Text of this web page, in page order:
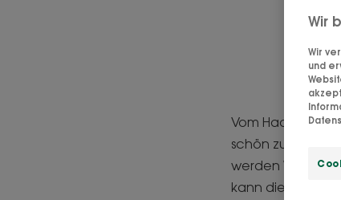
Vom
schön zu
werden
kann die mit
Wir
Wir
und